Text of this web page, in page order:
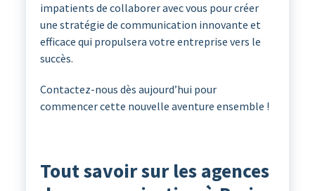
impatients de collaborer avec vous pour créer
une stratégie de communication innovante et
efficace qui propulsera votre entreprise vers le
succès.
Contactez-nous dès aujourd’hui pour
commencer cette nouvelle aventure ensemble !
Tout savoir sur les agences